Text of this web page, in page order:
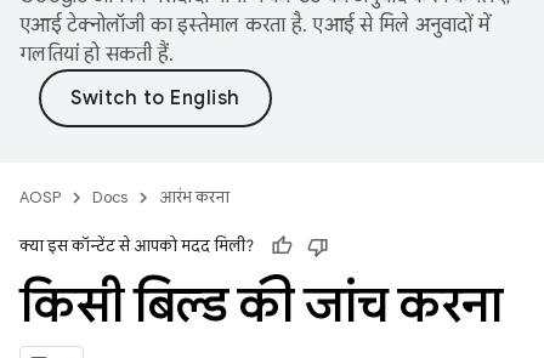
एआई टेक्नोलॉजी का इस्तेमाल करता है. एआई से मिले अनुवादों में
गलतियां हो सकती हैं.
AOSP Docs आरंभ करना
क्या इस कॉन्टेंट से आपको मदद मिली?
किसी बिल्ड की जांच करना